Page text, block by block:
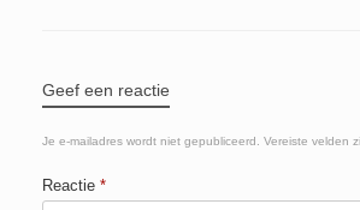
Geef een reactie
Je e-mailadres wordt niet gepubliceerd. Vereiste velden
Reactie *